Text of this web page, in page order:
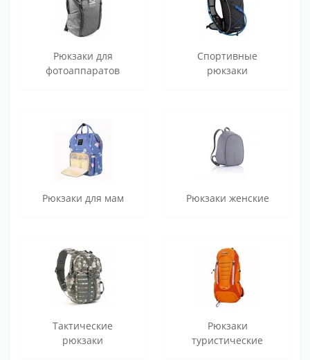
Рюкзаки для
фотоаппаратов
Спортивные
рюкзаки
Рюкзаки для мам Рюкзаки женские
Тактические
рюкзаки
Рюкзаки
туристические